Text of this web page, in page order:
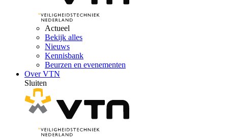
Actueel
Bekijk alles
Nieuws
Kennisbank
Beurzen en evenementen
Over VTN
Sluiten